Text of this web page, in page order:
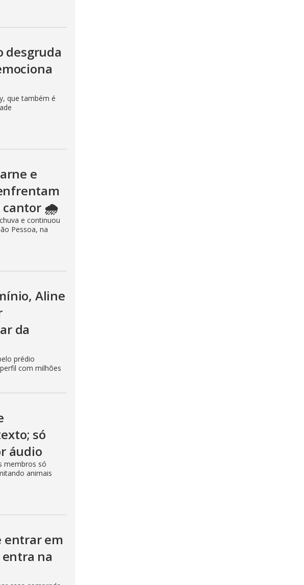
desgruda
que também é
e
cantor 🌧️
e continuou
Pessoa, na
Aline
da
prédio
com milhões
só
áudio
membros só
animais
entrar em
entra na